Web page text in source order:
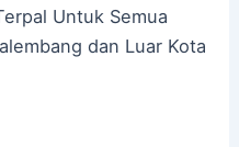
Untuk Semua
dan Luar Kota